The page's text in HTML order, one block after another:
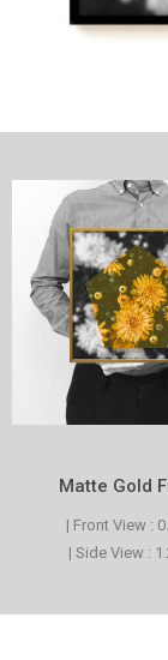
Matte Gold
| Front View :
| Side View :